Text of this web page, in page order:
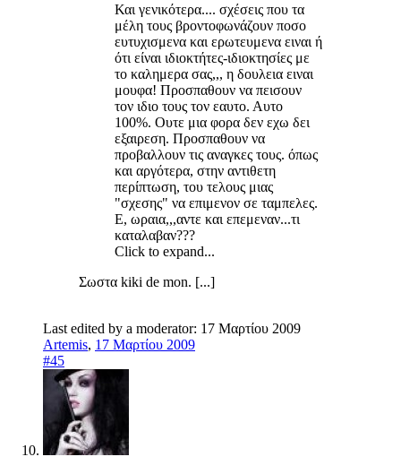
Και γενικότερα.... σχέσεις που τα
μέλη τους βροντοφωνάζουν ποσο
ευτυχισμενα και ερωτευμενα ειναι ή
ότι είναι ιδιοκτήτες-ιδιοκτησίες με
το καλημερα σας,,, η δουλεια ειναι
μουφα! Προσπαθουν να πεισουν
τον ιδιο τους τον εαυτο. Αυτο
100%. Ουτε μια φορα δεν εχω δει
εξαιρεση. Προσπαθουν να
προβαλλουν τις αναγκες τους. όπως
και αργότερα, στην αντιθετη
περίπτωση, του τελους μιας
"σχεσης" να επιμενον σε ταμπελες.
Ε, ωραια,,,αντε και επεμεναν...τι
καταλαβαν???
Click to expand...
Σωστα kiki de mon. [...]
Last edited by a moderator: 17 Μαρτίου 2009
Artemis, 17 Μαρτίου 2009
#45